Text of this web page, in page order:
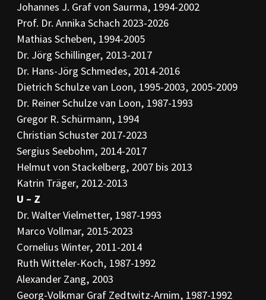
Johannes J. Graf von Saurma, 1994-2002
Prof. Dr. Annika Schach 2023-2026
Mathias Scheben, 1994-2005
Dr. Jörg Schillinger, 2013-2017
Dr. Hans-Jörg Schmedes, 2014-2016
Dietrich Schulze van Loon, 1995-2003, 2005-2009
Dr. Reiner Schulze van Loon, 1987-1993
Gregor R. Schürmann, 1994
Christian Schuster 2017-2023
Sergius Seebohm, 2014-2017
Helmut von Stackelberg, 2007 bis 2013
Katrin Träger, 2012-2013
U – Z
Dr. Walter Vielmetter, 1987-1993
Marco Vollmar, 2015-2023
Cornelius Winter, 2011-2014
Ruth Witteler-Koch, 1987-1992
Alexander Zang, 2003
Georg-Volkmar Graf Zedtwitz-Arnim, 1987-1992